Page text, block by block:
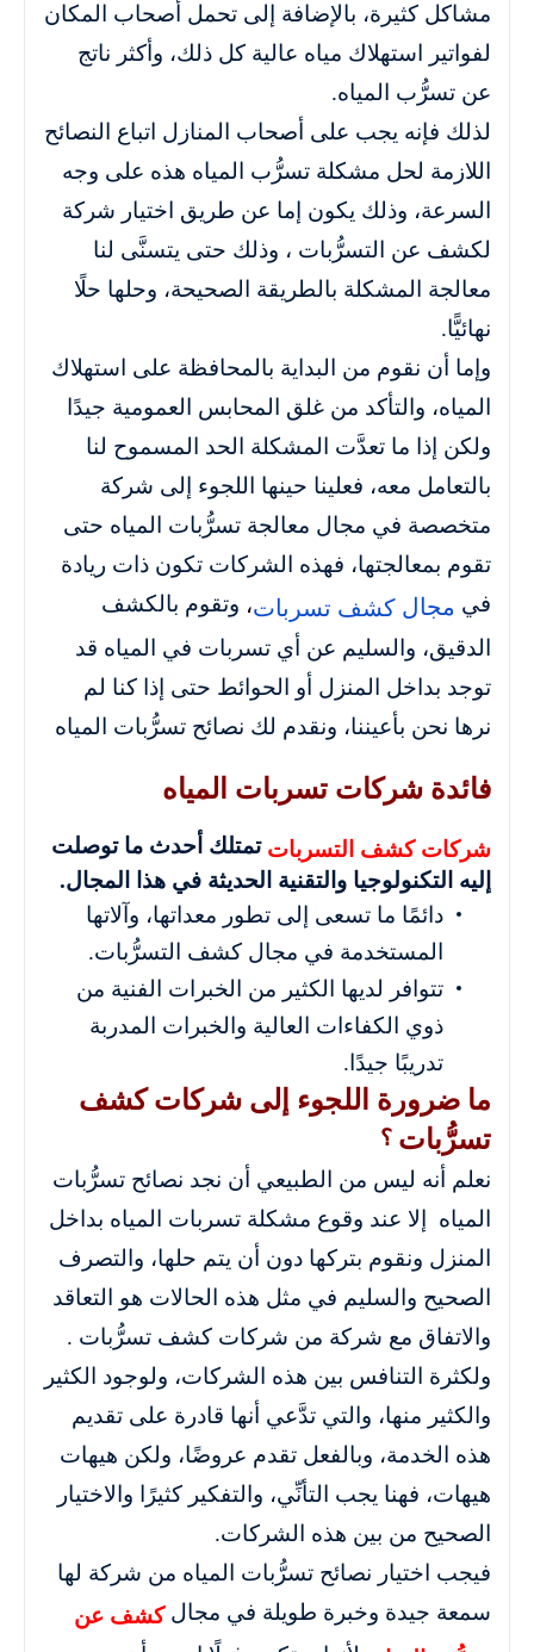
مشاكل كثيرة، بالإضافة إلى تحمل أصحاب المكان
لفواتير استهلاك مياه عالية كل ذلك، وأكثر ناتج
عن تسرُّب المياه.
لذلك فإنه يجب على أصحاب المنازل اتباع النصائح
اللازمة لحل مشكلة تسرُّب المياه هذه على وجه
السرعة، وذلك يكون إما عن طريق اختيار شركة
لكشف عن التسرُّبات ، وذلك حتى يتسنَّى لنا
معالجة المشكلة بالطريقة الصحيحة، وحلها حلًا
نهائيًّا.
وإما أن نقوم من البداية بالمحافظة على استهلاك
المياه، والتأكد من غلق المحابس العمومية جيدًا
ولكن إذا ما تعدَّت المشكلة الحد المسموح لنا
بالتعامل معه، فعلينا حينها اللجوء إلى شركة
متخصصة في مجال معالجة تسرُّبات المياه حتى
تقوم بمعالجتها، فهذه الشركات تكون ذات ريادة
في مجال كشف تسربات، وتقوم بالكشف
الدقيق، والسليم عن أي تسربات في المياه قد
توجد بداخل المنزل أو الحوائط حتى إذا كنا لم
نرها نحن بأعيننا، ونقدم لك نصائح تسرُّبات المياه
فائدة شركات تسربات المياه
شركات كشف التسربات تمتلك أحدث ما توصلت
إليه التكنولوجيا والتقنية الحديثة في هذا المجال.
دائمًا ما تسعى إلى تطور معداتها، وآلاتها
المستخدمة في مجال كشف التسرُّبات.
تتوافر لديها الكثير من الخبرات الفنية من
ذوي الكفاءات العالية والخبرات المدربة
تدريبًا جيدًا.
ما ضرورة اللجوء إلى شركات كشف
تسرُّبات ؟
نعلم أنه ليس من الطبيعي أن نجد نصائح تسرُّبات
المياه إلا عند وقوع مشكلة تسربات المياه بداخل
المنزل ونقوم بتركها دون أن يتم حلها، والتصرف
الصحيح والسليم في مثل هذه الحالات هو التعاقد
والاتفاق مع شركة من شركات كشف تسرُّبات .
ولكثرة التنافس بين هذه الشركات، ولوجود الكثير
والكثير منها، والتي تدَّعي أنها قادرة على تقديم
هذه الخدمة، وبالفعل تقدم عروضًا، ولكن هيهات
هيهات، فهنا يجب التأنِّي، والتفكير كثيرًا والاختيار
الصحيح من بين هذه الشركات.
فيجب اختيار نصائح تسرُّبات المياه من شركة لها
سمعة جيدة وخبرة طويلة في مجالكشف عن